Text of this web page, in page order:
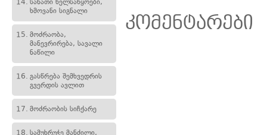
14. სანათი ხელსაწყოები,
ხმოვანი სიგნალი
15. მოძრაობა,
მანევრირება, სავალი
ნაწილი
16. გასწრება შემხვედრის
გვერდის ავლით
17. მოძრაობის სიჩქარე
18. სამუხრუჭე მანძილი,
კომენტარები